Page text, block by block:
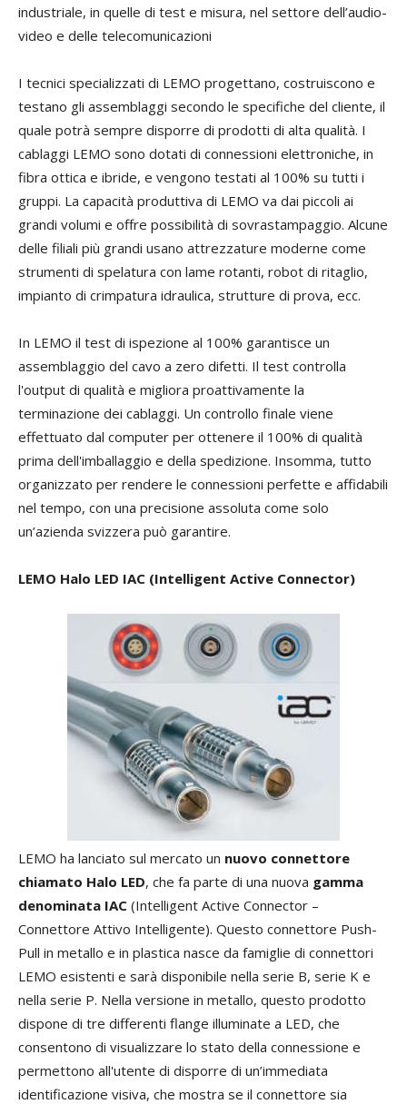
industriale, in quelle di test e misura, nel settore dell’audio-
video e delle telecomunicazioni
I tecnici specializzati di LEMO progettano, costruiscono e
testano gli assemblaggi secondo le specifiche del cliente, il
quale potrà sempre disporre di prodotti di alta qualità. I
cablaggi LEMO sono dotati di connessioni elettroniche, in
fibra ottica e ibride, e vengono testati al 100% su tutti i
gruppi. La capacità produttiva di LEMO va dai piccoli ai
grandi volumi e offre possibilità di sovrastampaggio. Alcune
delle filiali più grandi usano attrezzature moderne come
strumenti di spelatura con lame rotanti, robot di ritaglio,
impianto di crimpatura idraulica, strutture di prova, ecc.
In LEMO il test di ispezione al 100% garantisce un
assemblaggio del cavo a zero difetti. Il test controlla
l'output di qualità e migliora proattivamente la
terminazione dei cablaggi. Un controllo finale viene
effettuato dal computer per ottenere il 100% di qualità
prima dell'imballaggio e della spedizione. Insomma, tutto
organizzato per rendere le connessioni perfette e affidabili
nel tempo, con una precisione assoluta come solo
un’azienda svizzera può garantire.
LEMO Halo LED IAC (Intelligent Active Connector)
LEMO ha lanciato sul mercato un nuovo connettore
chiamato Halo LED, che fa parte di una nuova gamma
denominata IAC (Intelligent Active Connector –
Connettore Attivo Intelligente). Questo connettore Push-
Pull in metallo e in plastica nasce da famiglie di connettori
LEMO esistenti e sarà disponibile nella serie B, serie K e
nella serie P. Nella versione in metallo, questo prodotto
dispone di tre differenti flange illuminate a LED, che
consentono di visualizzare lo stato della connessione e
permettono all'utente di disporre di un’immediata
identificazione visiva, che mostra se il connettore sia